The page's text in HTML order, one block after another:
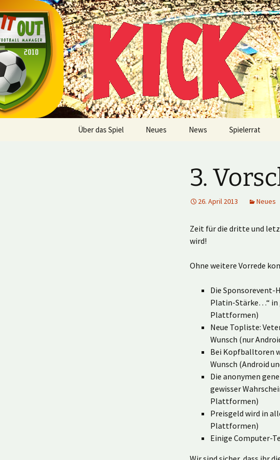
Inhalt
springen
Kick it out!
Multiplayer Football Manager
Über das Spiel Neues News Spielerrat
3.
26. April 2013 Neues
Zeit für die dritte und
wird!
Ohne weitere Vorrede
Die Sponsorevent-
Platin-Stärke…“ in
Plattformen)
Neue Topliste:
Wunsch (nur
Bei Kopfballtoren
Wunsch (Android
Die anonymen
gewisser
Plattformen)
Preisgeld wird in
Plattformen)
Einige Computer-